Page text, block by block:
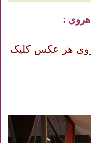
هروی :
هر عکس کلیک